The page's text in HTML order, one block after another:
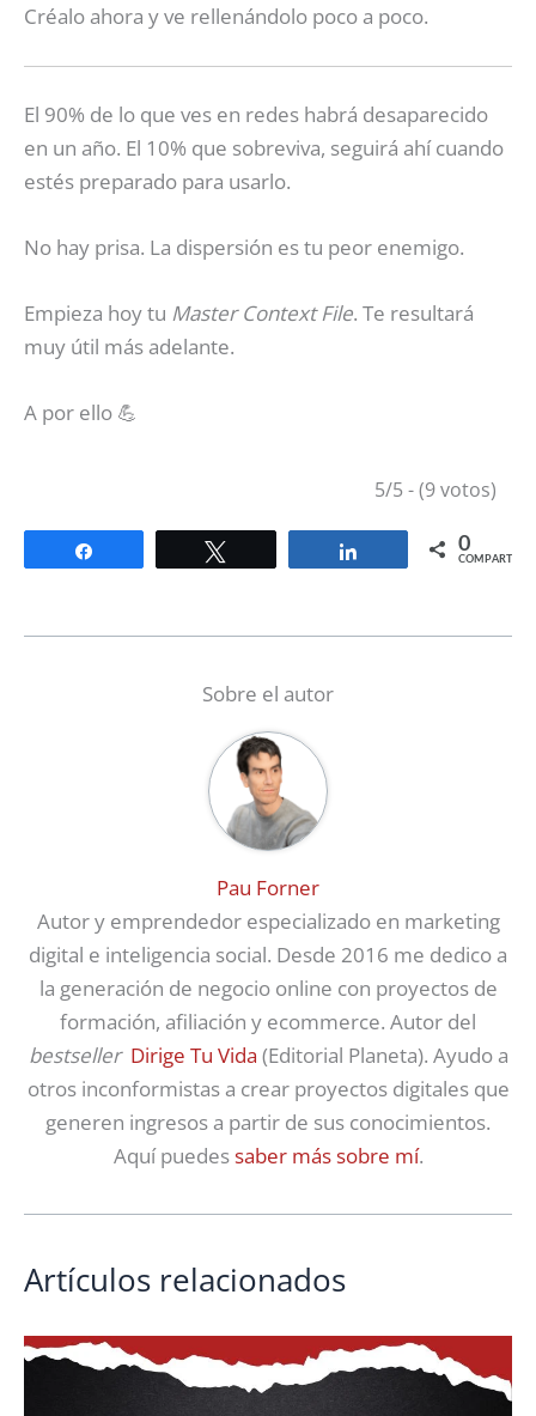
Créalo ahora y ve rellenándolo poco a poco.
El 90% de lo que ves en redes habrá desaparecido
en un año. El 10% que sobreviva, seguirá ahí cuando
estés preparado para usarlo.
No hay prisa. La dispersión es tu peor enemigo.
Empieza hoy tu Master Context File. Te resultará
muy útil más adelante.
A por ello 💪
5/5 - (9 votos)
Compartir 0
COMPARTIR
Sobre el autor
Pau Forner
Autor y emprendedor especializado en marketing
digital e inteligencia social. Desde 2016 me dedico a
la generación de negocio online con proyectos de
formación, afiliación y ecommerce. Autor del
bestseller Dirige Tu Vida (Editorial Planeta). Ayudo a
otros inconformistas a crear proyectos digitales que
generen ingresos a partir de sus conocimientos.
Aquí puedessaber más sobre mí.
Artículos relacionados